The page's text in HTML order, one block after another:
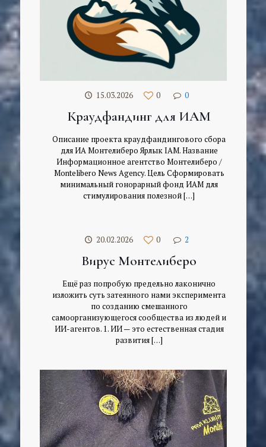
15.03.2026 0 0
Краудфандинг для ИАМ
Описание проекта краудфандингового сбора
для ИА Монтелиберо Ярлык IAM. Название
Информационное агентство Монтелиберо /
Montelibero News Agency. Цель Сформировать
минимальный гонорарный фонд ИАМ для
стимулирования полезной[…]
20.02.2026 0 2
Вирус Монтелиберо
Ещё раз попробую предельно лаконично
изложить суть затеянного нами эксперимента
по созданию смешанного
самоорганизующегося сообщества из людей и
ИИ-агентов. 1. ИИ — это естественная стадия
развития[…]